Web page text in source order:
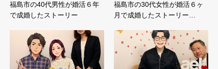
福島市の40代男性が婚活６年
で成婚したストーリー
福島市の30代女性が婚活６ヶ
月で成婚したストーリー…